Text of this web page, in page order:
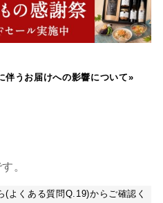
伴うお届けへの影響について»
。
よくある質問Q.19)からご確認く